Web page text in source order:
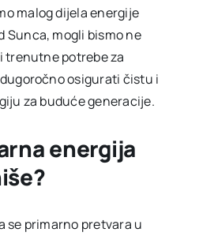
malog dijela energije
Sunca, mogli bismo ne
trenutne potrebe za
osigurati čistu i
za buduće generacije.
energija
se primarno pretvara u